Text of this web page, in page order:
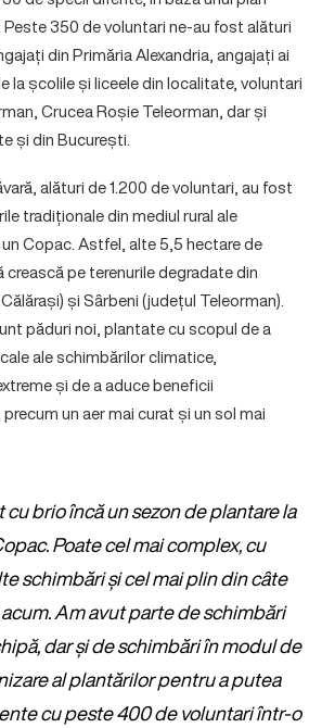
350 de voluntari ne-au fost alături
din Primăria Alexandria, angajați ai
la școlile și liceele din localitate, voluntari
Crucea Roșie Teleorman, dar și
și din București.
alături de 1.200 de voluntari, au fost
tradiționale din mediul rural ale
Copac. Astfel, alte 5,5 hectare de
crească pe terenurile degradate din
și Sârbeni (județul Teleorman).
păduri noi, plantate cu scopul de a
ale schimbărilor climatice,
și de a aduce beneficii
un aer mai curat și un sol mai
brio încă un sezon de plantare la
Poate cel mai complex, cu
schimbări și cel mai plin din câte
Am avut parte de schimbări
dar și de schimbări în modul de
al plantărilor pentru a putea
cu peste 400 de voluntari într-o